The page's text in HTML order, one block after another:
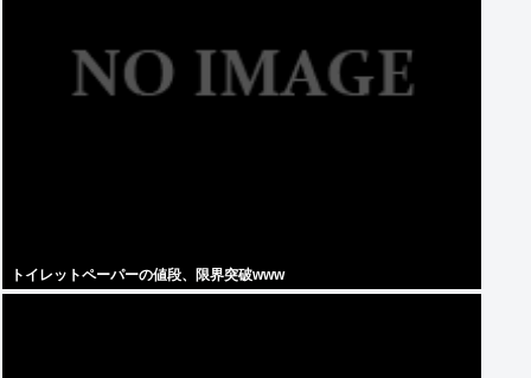
トイレットペーパーの値段、限界突破www